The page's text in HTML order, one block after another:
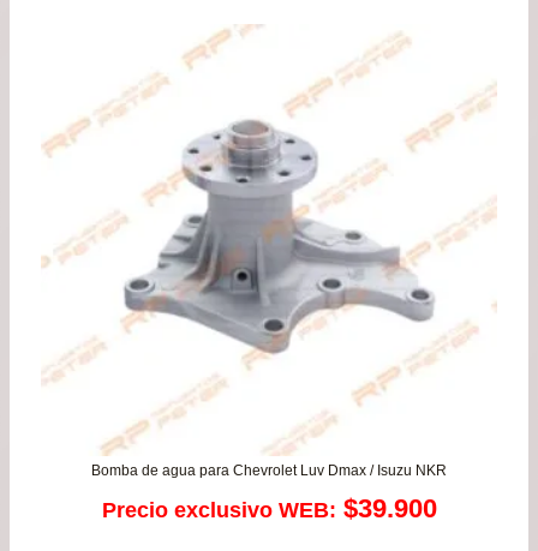
Bomba de agua para Chevrolet Luv Dmax / Isuzu NKR
Precio exclusivo WEB: $39.900